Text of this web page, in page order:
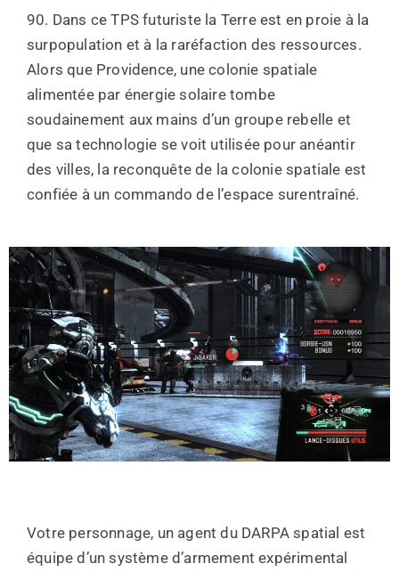
90. Dans ce TPS futuriste la Terre est en proie à la
surpopulation et à la raréfaction des ressources.
Alors que Providence, une colonie spatiale
alimentée par énergie solaire tombe
soudainement aux mains d’un groupe rebelle et
que sa technologie se voit utilisée pour anéantir
des villes, la reconquête de la colonie spatiale est
confiée à un commando de l’espace surentraîné.
Votre personnage, un agent du DARPA spatial est
équipe d’un système d’armement expérimental